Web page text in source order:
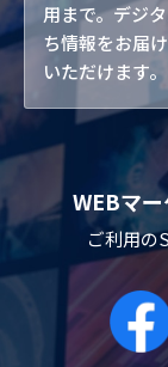
用まで。デジ
ち情報をお届
いただけます。
WEBマ
ご利用の